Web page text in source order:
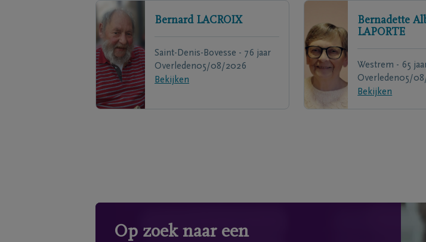
Bernard LACROIX
Saint-Denis-Bovesse - 76 jaar
Overleden05/08/2026
Bekijken
Bernadette
LAPORTE
Westrem - 65
Overleden05/
Bekijken
Op zoek naar een